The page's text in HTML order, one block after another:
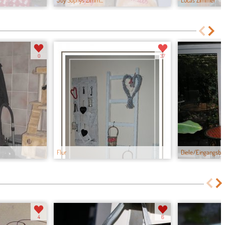
0
Flur
37
Diele/Eingangsb...
4 6